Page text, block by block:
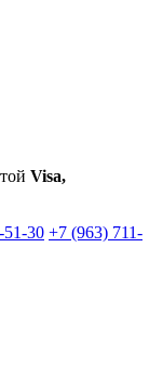
Visa,
51-30 +7 (963) 711-